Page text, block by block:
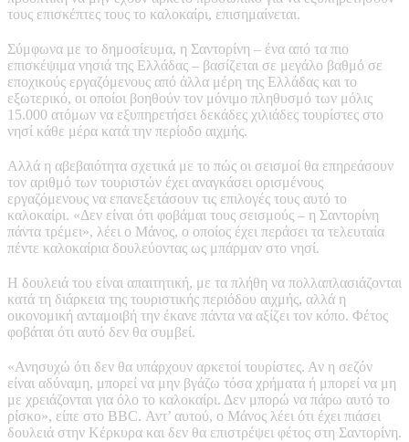
τους επισκέπτες τους το καλοκαίρι, επισημαίνεται.
Σύμφωνα με το δημοσίευμα, η Σαντορίνη – ένα από τα πιο
επισκέψιμα νησιά της Ελλάδας – βασίζεται σε μεγάλο βαθμό σε
εποχικούς εργαζόμενους από άλλα μέρη της Ελλάδας και το
εξωτερικό, οι οποίοι βοηθούν τον μόνιμο πληθυσμό των μόλις
15.000 ατόμων να εξυπηρετήσει δεκάδες χιλιάδες τουρίστες στο
νησί κάθε μέρα κατά την περίοδο αιχμής.
Αλλά η αβεβαιότητα σχετικά με το πώς οι σεισμοί θα επηρεάσουν
τον αριθμό των τουριστών έχει αναγκάσει ορισμένους
εργαζόμενους να επανεξετάσουν τις επιλογές τους αυτό το
καλοκαίρι. «Δεν είναι ότι φοβάμαι τους σεισμούς – η Σαντορίνη
πάντα τρέμει», λέει ο Μάνος, ο οποίος έχει περάσει τα τελευταία
πέντε καλοκαίρια δουλεύοντας ως μπάρμαν στο νησί.
Η δουλειά του είναι απαιτητική, με τα πλήθη να πολλαπλασιάζονται
κατά τη διάρκεια της τουριστικής περιόδου αιχμής, αλλά η
οικονομική ανταμοιβή την έκανε πάντα να αξίζει τον κόπο. Φέτος
φοβάται ότι αυτό δεν θα συμβεί.
«Ανησυχώ ότι δεν θα υπάρχουν αρκετοί τουρίστες. Αν η σεζόν
είναι αδύναμη, μπορεί να μην βγάζω τόσα χρήματα ή μπορεί να μη
με χρειάζονται για όλο το καλοκαίρι. Δεν μπορώ να πάρω αυτό το
ρίσκο», είπε στο BBC. Αντ’ αυτού, ο Μάνος λέει ότι έχει πιάσει
δουλειά στην Κέρκυρα και δεν θα επιστρέψει φέτος στη Σαντορίνη.